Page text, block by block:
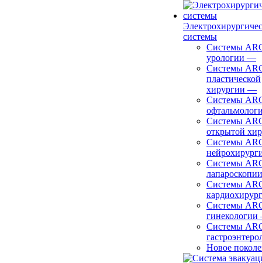
системы
Системы
урологии —
Системы
пластической
хирургии —
Системы
Системы
открытой
Системы
Системы
лапароскопии
Системы
Системы
гинекологии
Системы
Новое